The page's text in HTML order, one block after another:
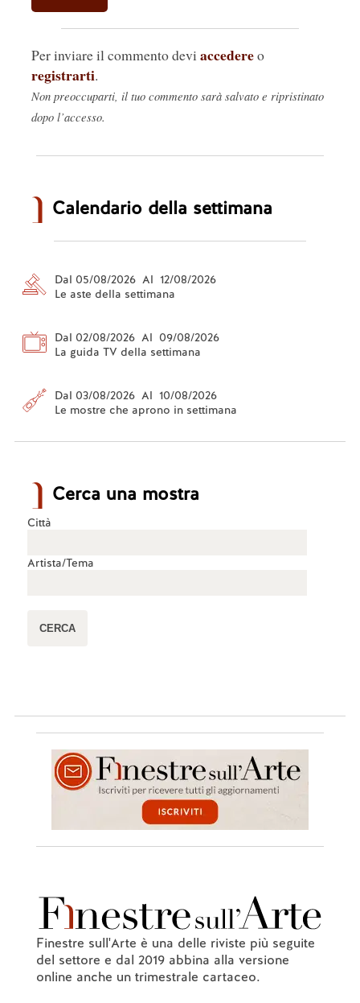
Per inviare il commento devi accedereo
registrarti.
Non preoccuparti, il tuo commento sarà salvato e ripristinato
dopo l’accesso.
Calendario della settimana
Dal 05/08/2026 Al 12/08/2026
Le aste della settimana
Dal 02/08/2026 Al 09/08/2026
La guida TV della settimana
Dal 03/08/2026 Al 10/08/2026
Le mostre che aprono in settimana
Cerca una mostra
Città
Artista/Tema
Finestre sull'Arte è una delle riviste più seguite
del settore e dal 2019 abbina alla versione
online anche un trimestrale cartaceo.